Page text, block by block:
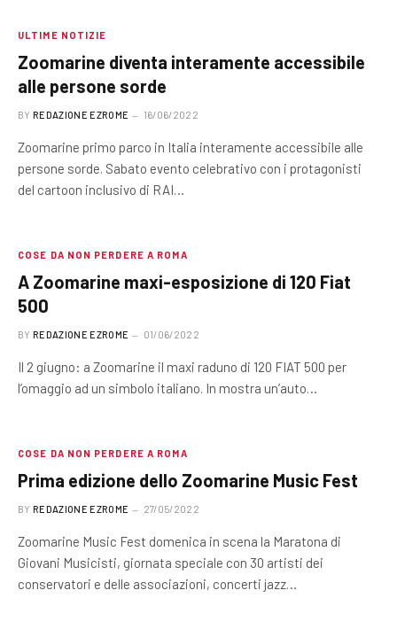
ULTIME NOTIZIE
Zoomarine diventa interamente accessibile
alle persone sorde
BY REDAZIONE EZROME 16/06/2022
Zoomarine primo parco in Italia interamente accessibile alle
persone sorde. Sabato evento celebrativo con i protagonisti
del cartoon inclusivo di RAI…
COSE DA NON PERDERE A ROMA
A Zoomarine maxi-esposizione di 120 Fiat
500
BY REDAZIONE EZROME 01/06/2022
Il 2 giugno: a Zoomarine il maxi raduno di 120 FIAT 500 per
l’omaggio ad un simbolo italiano. In mostra un’auto…
COSE DA NON PERDERE A ROMA
Prima edizione dello Zoomarine Music Fest
BY REDAZIONE EZROME 27/05/2022
Zoomarine Music Fest domenica in scena la Maratona di
Giovani Musicisti, giornata speciale con 30 artisti dei
conservatori e delle associazioni, concerti jazz…